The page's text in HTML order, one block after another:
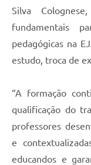
Silva
fundamentais
pedagógicas na
estudo, troca de
“A formação
qualificação do
professores
e
educandos e